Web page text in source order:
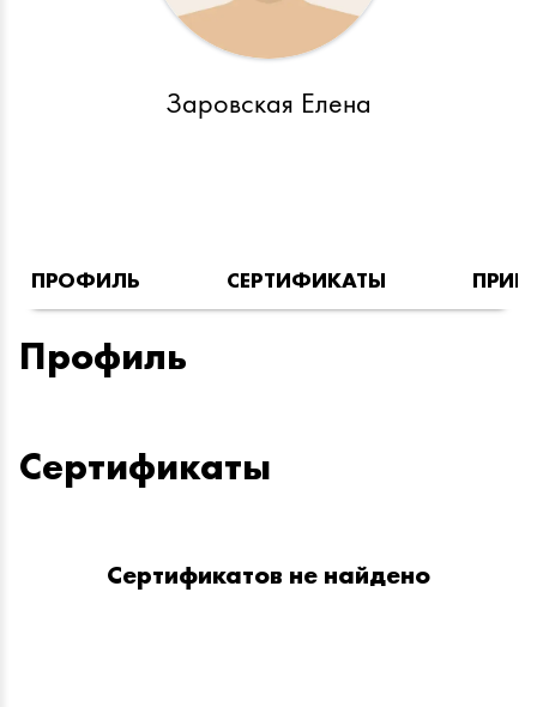
Заровская Елена
ПРОФИЛЬ СЕРТИФИКАТЫ
Профиль
Сертификаты
Сертификатов не найдено